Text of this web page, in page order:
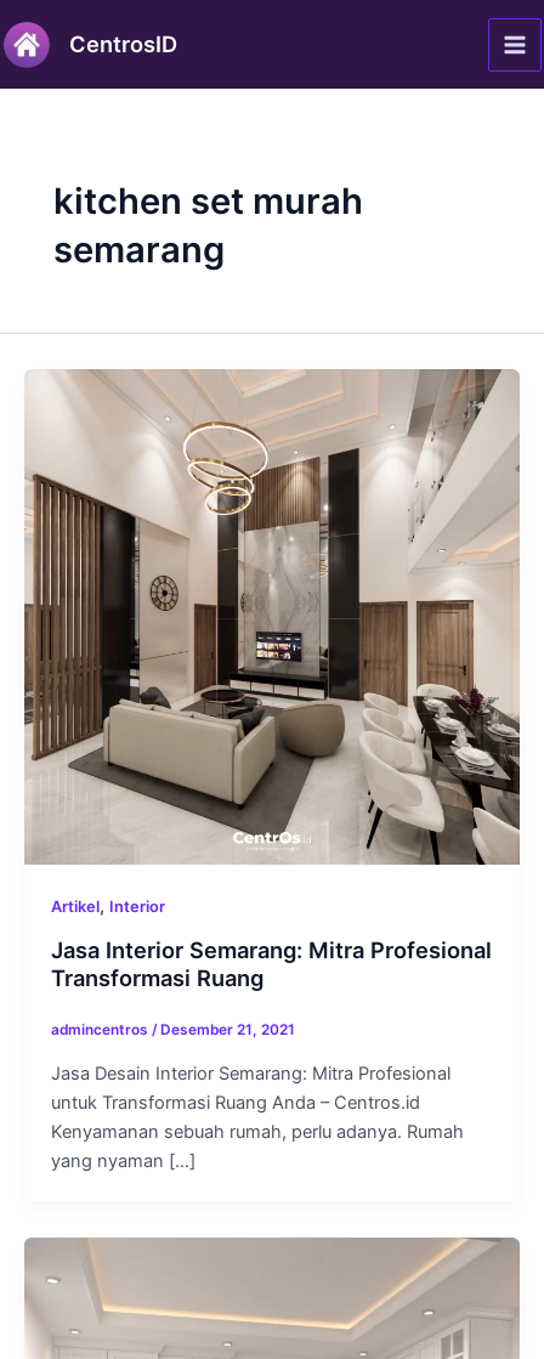
ke
konten
CentrosID
kitchen set murah
semarang
Artikel, Interior
Jasa Interior Semarang: Mitra Profesional
Transformasi Ruang
admincentros / Desember 21, 2021
Jasa Desain Interior Semarang: Mitra Profesional
untuk Transformasi Ruang Anda – Centros.id
Kenyamanan sebuah rumah, perlu adanya. Rumah
yang nyaman […]